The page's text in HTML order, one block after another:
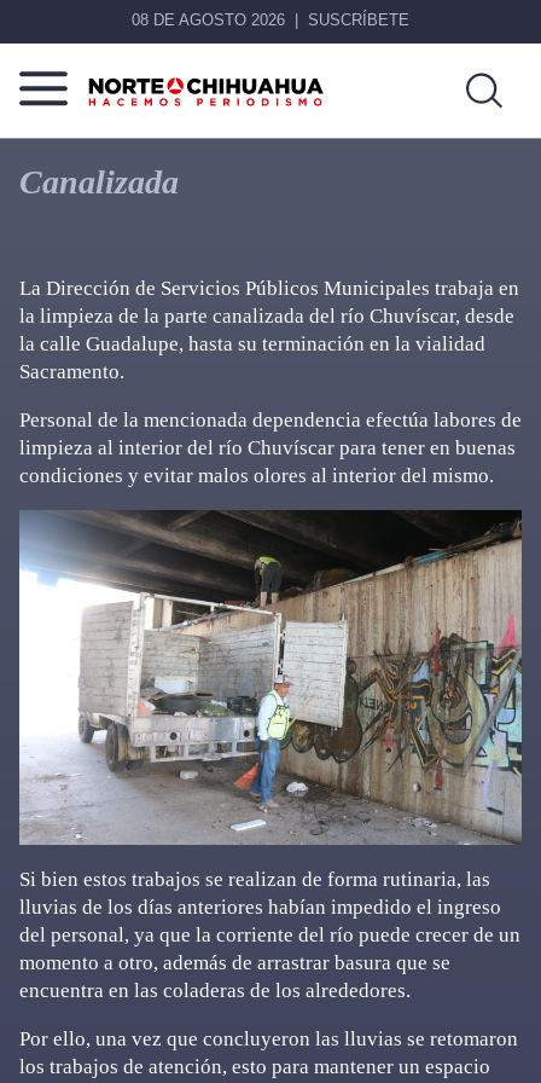
08 DE AGOSTO 2026 SUSCRÍBETE
Norte
De
Chihuahua
Más
que
noticias,
Canalizada
La Dirección de Servicios Públicos Municipales trabaja en
la limpieza de la parte canalizada del río Chuvíscar, desde
la calle Guadalupe, hasta su terminación en la vialidad
Sacramento.
Personal de la mencionada dependencia efectúa labores de
limpieza al interior del río Chuvíscar para tener en buenas
condiciones y evitar malos olores al interior del mismo.
Si bien estos trabajos se realizan de forma rutinaria, las
lluvias de los días anteriores habían impedido el ingreso
del personal, ya que la corriente del río puede crecer de un
momento a otro, además de arrastrar basura que se
encuentra en las coladeras de los alrededores.
Por ello, una vez que concluyeron las lluvias se retomaron
los trabajos de atención, esto para mantener un espacio